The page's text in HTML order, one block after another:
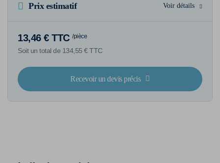
Prix estimatif Voir détails
13,46 € TTC /pièce
Soit un total de 134,55 € TTC
Recevoir un devis précis